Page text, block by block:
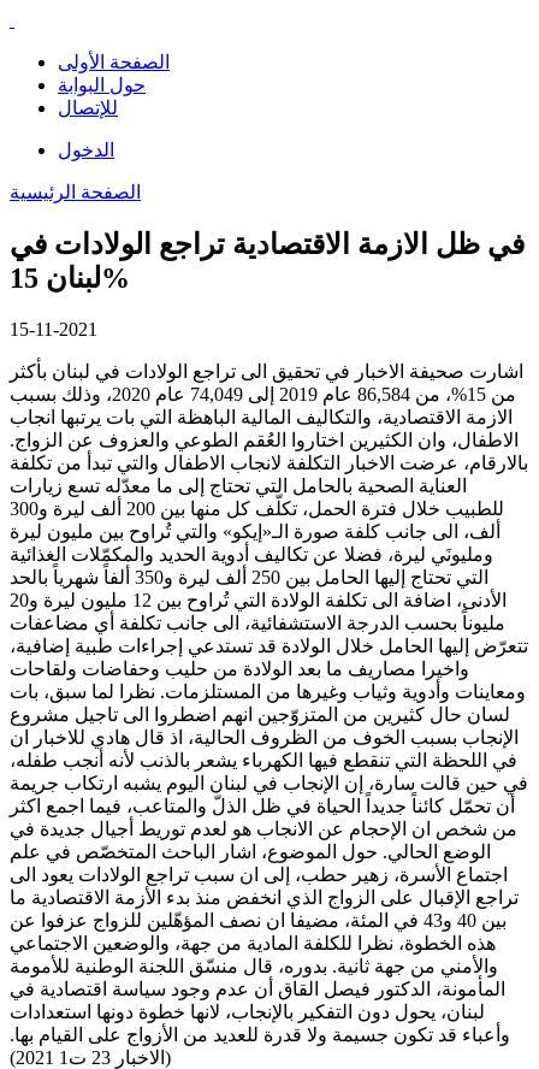
الصفحة الأولى
حول البوابة
للإتصال
الدخول
الصفحة الرئيسية
في ظل الازمة الاقتصادية تراجع الولادات في
لبنان 15%
15-11-2021
اشارت صحيفة الاخبار في تحقيق الى تراجع الولادات في لبنان بأكثر
من 15%، من 86,584 عام 2019 إلى 74,049 عام 2020، وذلك بسبب
الازمة الاقتصادية، والتكاليف المالية الباهظة التي بات يرتبها انجاب
الاطفال، وان الكثيرين اختاروا العُقم الطوعي والعزوف عن الزواج.
بالارقام، عرضت الاخبار التكلفة لانجاب الاطفال والتي تبدأ من تكلفة
العناية الصحية بالحامل التي تحتاج إلى ما معدّله تسع زيارات
للطبيب خلال فترة الحمل، تكلّف كل منها بين 200 ألف ليرة و300
ألف، الى جانب كلفة صورة الـ«إيكو» والتي تُراوح بين مليون ليرة
ومليونَي ليرة، فضلا عن تكاليف أدوية الحديد والمكمّلات الغذائية
التي تحتاج إليها الحامل بين 250 ألف ليرة و350 ألفاً شهرياً بالحد
الأدنى، اضافة الى تكلفة الولادة التي تُراوح بين 12 مليون ليرة و20
مليوناً بحسب الدرجة الاستشفائية، الى جانب تكلفة أي مضاعفات
تتعرّض إليها الحامل خلال الولادة قد تستدعي إجراءات طبية إضافية،
واخيرا مصاريف ما بعد الولادة من حليب وحفاضات ولقاحات
ومعاينات وأدوية وثياب وغيرها من المستلزمات. نظرا لما سبق، بات
لسان حال كثيرين من المتزوّجين انهم اضطروا الى تاجيل مشروع
الإنجاب بسبب الخوف من الظروف الحالية، اذ قال هادي للاخبار ان
في اللحظة التي تنقطع فيها الكهرباء يشعر بالذنب لأنه أنجب طفله،
في حين قالت سارة، إن الإنجاب في لبنان اليوم يشبه ارتكاب جريمة
أن تحمّل كائناً جديداً الحياة في ظل الذلّ والمتاعب، فيما اجمع اكثر
من شخص ان الإحجام عن الانجاب هو لعدم توريط أجيال جديدة في
الوضع الحالي. حول الموضوع، اشار الباحث المتخصّص في علم
اجتماع الأسرة، زهير حطب، إلى ان سبب تراجع الولادات يعود الى
تراجع الإقبال على الزواج الذي انخفض منذ بدء الأزمة الاقتصادية ما
بين 40 و43 في المئة، مضيفا ان نصف المؤهّلين للزواج عزفوا عن
هذه الخطوة، نظرا للكلفة المادية من جهة، والوضعين الاجتماعي
والأمني من جهة ثانية. بدوره، قال منسّق اللجنة الوطنية للأمومة
المأمونة، الدكتور فيصل القاق أن عدم وجود سياسة اقتصادية في
لبنان، يحول دون التفكير بالإنجاب، لانها خطوة دونها استعدادات
وأعباء قد تكون جسيمة ولا قدرة للعديد من الأزواج على القيام بها.
(الاخبار 23 ت1 2021)